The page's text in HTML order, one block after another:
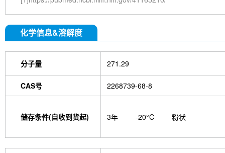
化学信息&溶解度
分子量 271.29
CAS号 2268739-68-8
储存条件(自收到货起) 3年 -20°C 粉状